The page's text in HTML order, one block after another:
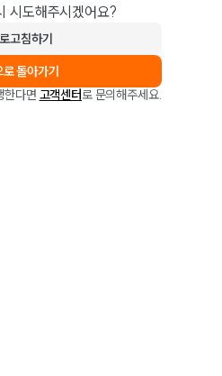
시도해주시겠어요?
고침하기
로 돌아가기
한다면 고객센터로 문의해주세요.